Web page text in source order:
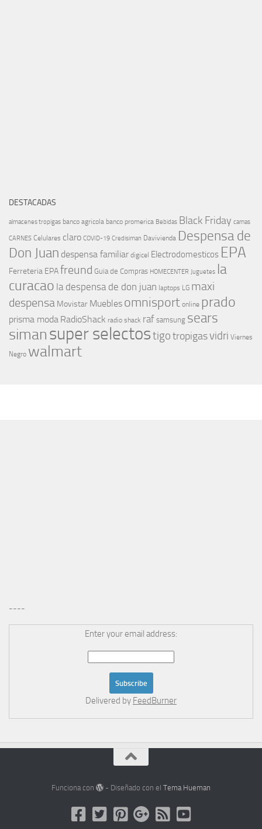
DESTACADAS
almacenes tropigas banco agricola banco promerica Bebidas Black Friday camas
CARNES Celulares claro COVID-19 Credisiman Davivienda Despensa de
Don Juan despensa familiar digicel Electrodomesticos EPA
Ferreteria EPAfreund Guia de Compras HOMECENTER Juguetes la
curacao la despensa de don juan laptops LG maxi
despensa Movistar Muebles omnisport online prado
prisma moda RadioShack radio shack raf samsung sears
simansuper selectostigotropigasvidri Viernes
Negro walmart
----
Enter your email address:
Delivered by FeedBurner
Funciona con - Diseñado con elTema Hueman